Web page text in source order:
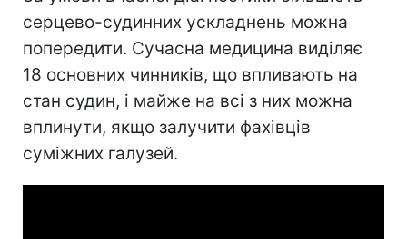
серцево-судинних ускладнень можна
попередити. Сучасна медицина виділяє
18 основних чинників, що впливають на
стан судин, і майже на всі з них можна
вплинути, якщо залучити фахівців
суміжних галузей.